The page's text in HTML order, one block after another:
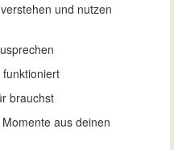
und nutzen
funktioniert
brauchst
aus deinen